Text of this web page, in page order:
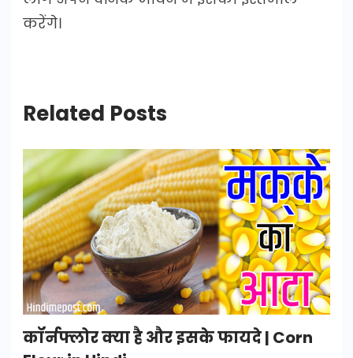
करेंगे।
Related Posts
कॉर्नफ्लोर क्या है और इसके फायदे | Corn